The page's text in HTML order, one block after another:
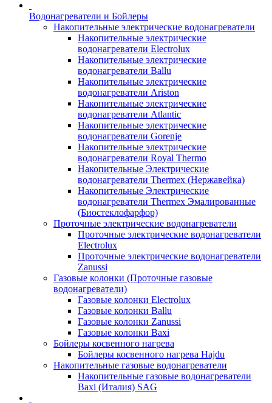
Водонагреватели и Бойлеры
Накопительные электрические водонагреватели
Накопительные электрические
водонагреватели Electrolux
Накопительные электрические
водонагреватели Ballu
Накопительные электрические
водонагреватели Ariston
Накопительные электрические
водонагреватели Atlantic
Накопительные электрические
водонагреватели Gorenje
Накопительные электрические
водонагреватели Royal Thermo
Накопительные Электрические
водонагреватели Thermex (Нержавейка)
Накопительные Электрические
водонагреватели Thermex Эмалированные
(Биостеклофарфор)
Проточные электрические водонагреватели
Проточные электрические водонагреватели
Electrolux
Проточные электрические водонагреватели
Zanussi
Газовые колонки (Проточные газовые
водонагреватели)
Газовые колонки Electrolux
Газовые колонки Ballu
Газовые колонки Zanussi
Газовые колонки Baxi
Бойлеры косвенного нагрева
Бойлеры косвенного нагрева Hajdu
Накопительные газовые водонагреватели
Накопительные газовые водонагреватели
Baxi (Италия) SAG